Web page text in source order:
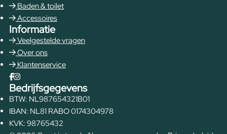
Baden & toilet
Accessoires
Informatie
Veelgestelde vragen
Over ons
Klantenservice
Bedrijfsgegevens
BTW: NL987654321B01
IBAN: NL81 RABO 0174304978
KVK: 98765432